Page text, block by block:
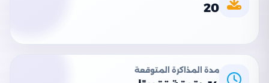
20
مدة المذاكرة المتوقعة